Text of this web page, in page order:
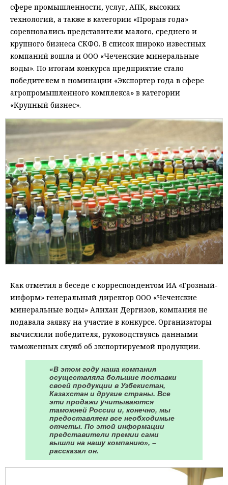
сфере промышленности, услуг, АПК, высоких
технологий, а также в категории «Прорыв года»
соревновались представители малого, среднего и
крупного бизнеса СКФО. В список широко известных
компаний вошла и ООО «Чеченские минеральные
воды». По итогам конкурса предприятие стало
победителем в номинации «Экспортер года в сфере
агропромышленного комплекса» в категории
«Крупный бизнес».
Как отметил в беседе с корреспондентом ИА «Грозный-
информ» генеральный директор ООО «Чеченские
минеральные воды» Алихан Дергизов, компания не
подавала заявку на участие в конкурсе. Организаторы
вычислили победителя, руководствуясь данными
таможенных служб об экспортируемой продукции.
«В этом году наша компания
осуществляла большие поставки
своей продукции в Узбекистан,
Казахстан и другие страны. Все
эти продажи учитываются
таможней России и, конечно, мы
предоставляем все необходимые
отчеты. По этой информации
представители премии сами
вышли на нашу компанию», –
рассказал он.